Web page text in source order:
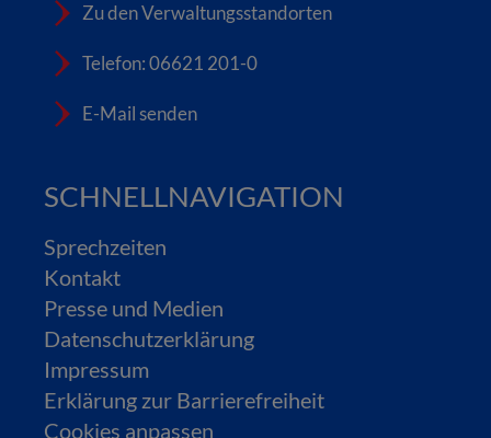
Zu den Verwaltungsstandorten
Telefon: 06621 201-0
E-Mail senden
SCHNELLNAVIGATION
Sprechzeiten
Kontakt
Presse und Medien
Datenschutzerklärung
Impressum
Erklärung zur Barrierefreiheit
Cookies anpassen